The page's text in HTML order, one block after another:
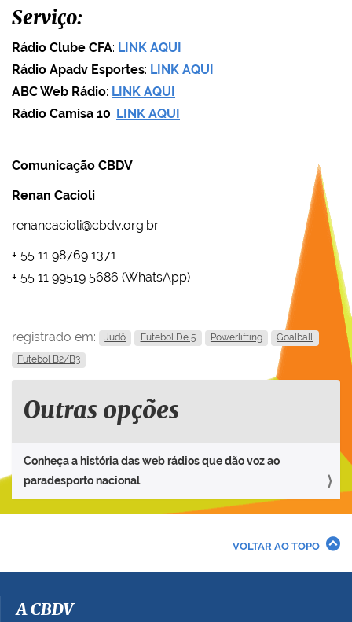
Serviço:
Rádio Clube CFA: LINK AQUI
Rádio Apadv Esportes: LINK AQUI
ABC Web Rádio: LINK AQUI
Rádio Camisa 10: LINK AQUI
Comunicação CBDV
Renan Cacioli
renancacioli@cbdv.org.br
+ 55 11 98769 1371
+ 55 11 99519 5686 (WhatsApp)
registrado em: Judô Futebol De 5 Powerlifting
Goalball
Futebol B2/B3
Outras opções
Conheça a história das web rádios que dão voz ao
paradesporto nacional
VOLTAR AO TOPO
A CBDV